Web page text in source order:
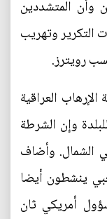
وأن المتشددين
التكرير وتهريب
رويترز.
العراقية
وإن الشرطة
الشمال. وأضاف
ينشطون أيضا
أمريكي ثان